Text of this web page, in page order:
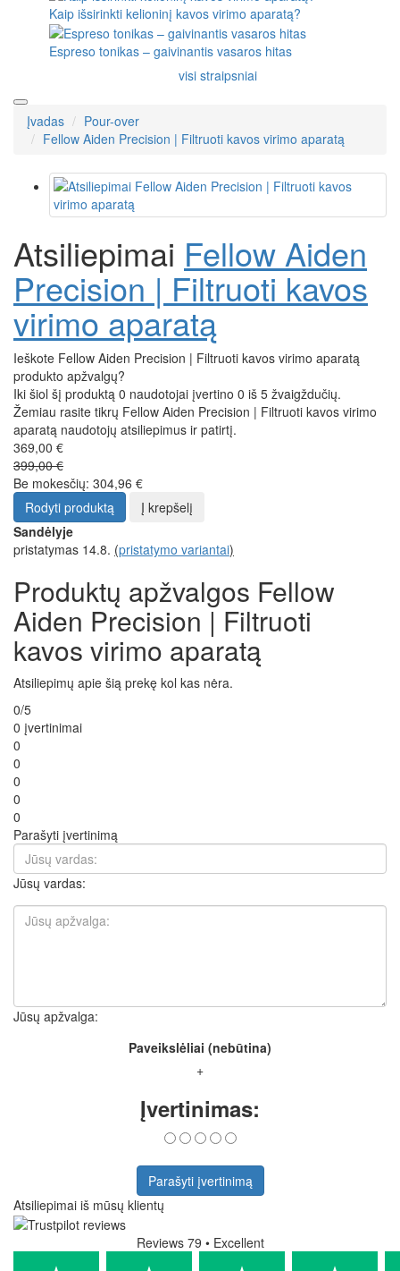
Kaip išsirinkti kelioninį kavos virimo aparatą?
Espreso tonikas – gaivinantis vasaros hitas
visi straipsniai
Įvadas
Pour-over
Fellow Aiden Precision | Filtruoti kavos virimo aparatą
Atsiliepimai Fellow Aiden
Precision | Filtruoti kavos
virimo aparatą
Ieškote Fellow Aiden Precision | Filtruoti kavos virimo aparatą
produkto apžvalgų?
Iki šiol šį produktą 0 naudotojai įvertino 0 iš 5 žvaigždučių.
Žemiau rasite tikrų Fellow Aiden Precision | Filtruoti kavos virimo
aparatą naudotojų atsiliepimus ir patirtį.
369,00 €
399,00 €
Be mokesčių: 304,96 €
Rodyti produktą
Į krepšelį
Sandėlyje
pristatymas 14.8. (pristatymo variantai)
Produktų apžvalgos Fellow
Aiden Precision | Filtruoti
kavos virimo aparatą
Atsiliepimų apie šią prekę kol kas nėra.
0/5
0 įvertinimai
0
0
0
0
0
Parašyti įvertinimą
Jūsų vardas:
Jūsų apžvalga:
Paveikslėliai (nebūtina)
+
Įvertinimas:
Parašyti įvertinimą
Atsiliepimai iš mūsų klientų
Reviews 79 • Excellent